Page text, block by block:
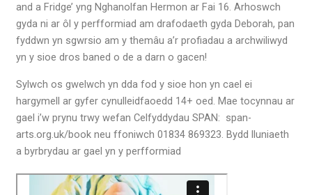
and a Fridge’ yng Nghanolfan Hermon ar Fai 16. Arhoswch
gyda ni ar ôl y perfformiad am drafodaeth gyda Deborah, pan
fyddwn yn sgwrsio am y themâu a’r profiadau a archwiliwyd
yn y sioe dros baned o de a darn o gacen!
Sylwch os gwelwch yn dda fod y sioe hon yn cael ei
hargymell ar gyfer cynulleidfaoedd 14+ oed. Mae tocynnau ar
gael i’w prynu trwy wefan Celfyddydau SPAN: span-
arts.org.uk/book neu ffoniwch 01834 869323. Bydd lluniaeth
a byrbrydau ar gael yn y perfformiad